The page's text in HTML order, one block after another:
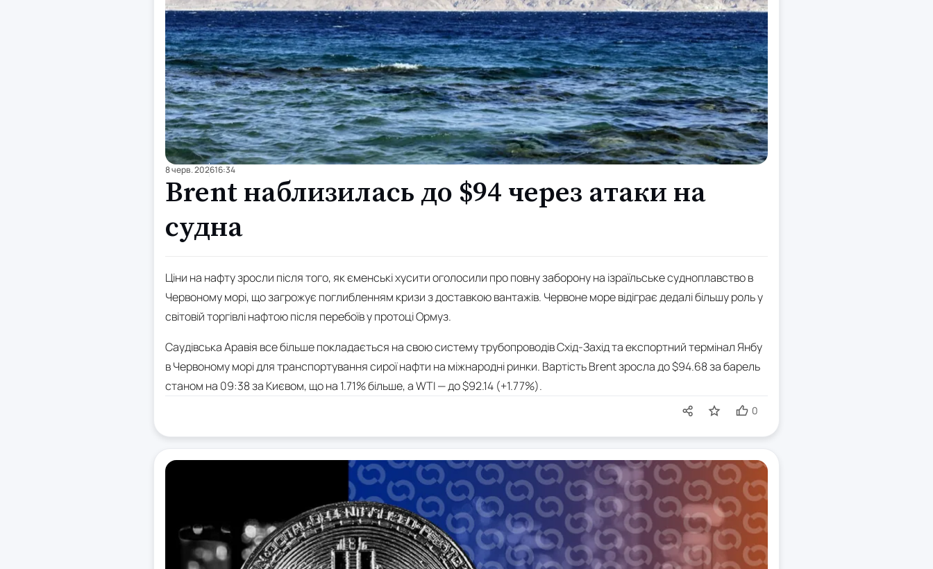
8 черв. 202616:34
Brent наблизилась до $94 через атаки на
судна
Ціни на нафту зросли після того, як єменські хусити оголосили про повну заборону на ізраїльське судноплавство в
Червоному морі, що загрожує поглибленням кризи з доставкою вантажів. Червоне море відіграє дедалі більшу роль у
світовій торгівлі нафтою після перебоїв у протоці Ормуз.
Саудівська Аравія все більше покладається на свою систему трубопроводів Схід-Захід та експортний термінал Янбу
в Червоному морі для транспортування сирої нафти на міжнародні ринки. Вартість Brent зросла до $94.68 за барель
станом на 09:38 за Києвом, що на 1.71% більше, а WTI — до $92.14 (+1.77%).
0